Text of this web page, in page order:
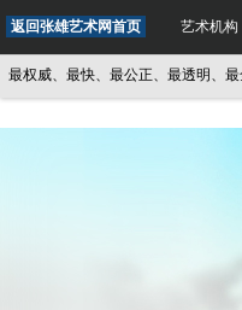
返回张雄艺术网首页 艺术机构
威、最快、最公正、最透明、最全面